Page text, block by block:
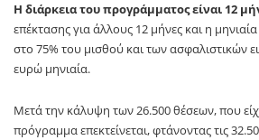
Η διάρκεια του προγράμματος είναι 12
επέκτασης για άλλους 12 μήνες και η
στο 75% του μισθού και των ασφαλιστικών
ευρώ μηνιαία.
Μετά την κάλυψη των 26.500 θέσεων, που
πρόγραμμα επεκτείνεται, φτάνοντας τις